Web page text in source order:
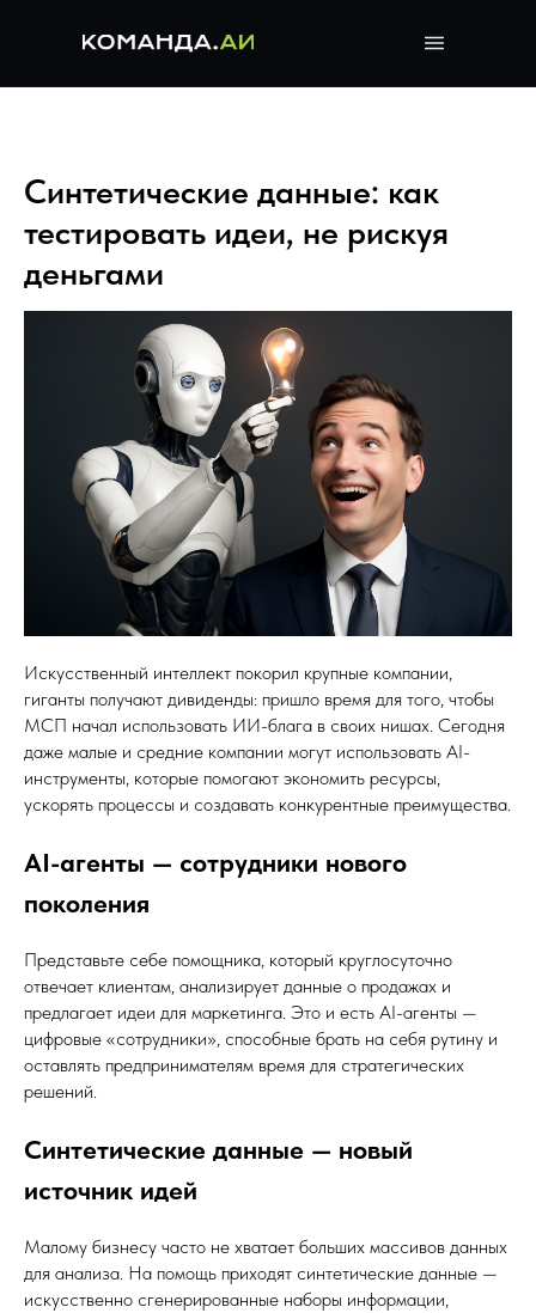
Синтетические данные: как
тестировать идеи, не рискуя
деньгами
Искусственный интеллект покорил крупные компании,
гиганты получают дивиденды: пришло время для того, чтобы
МСП начал использовать ИИ-блага в своих нишах. Сегодня
даже малые и средние компании могут использовать AI-
инструменты, которые помогают экономить ресурсы,
ускорять процессы и создавать конкурентные преимущества.
AI-агенты — сотрудники нового
поколения
Представьте себе помощника, который круглосуточно
отвечает клиентам, анализирует данные о продажах и
предлагает идеи для маркетинга. Это и есть AI-агенты —
цифровые «сотрудники», способные брать на себя рутину и
оставлять предпринимателям время для стратегических
решений.
Синтетические данные — новый
источник идей
Малому бизнесу часто не хватает больших массивов данных
для анализа. На помощь приходят синтетические данные —
искусственно сгенерированные наборы информации,